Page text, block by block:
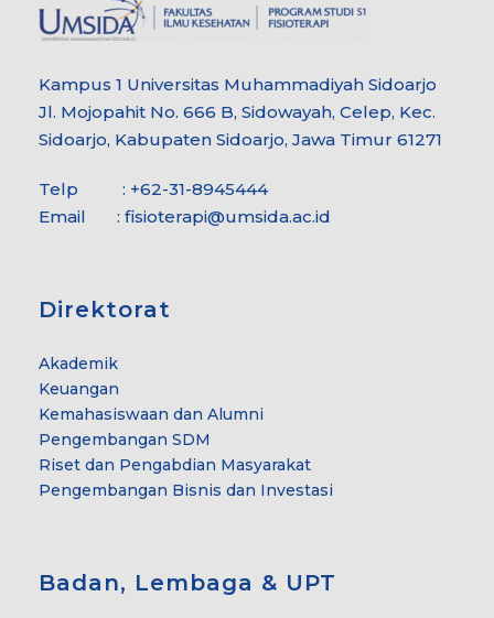
Kampus 1 Universitas Muhammadiyah Sidoarjo
Jl. Mojopahit No. 666 B, Sidowayah, Celep, Kec.
Sidoarjo, Kabupaten Sidoarjo, Jawa Timur 61271
Telp : +62-31-8945444
Email : fisioterapi@umsida.ac.id
Direktorat
Akademik
Keuangan
Kemahasiswaan dan Alumni
Pengembangan SDM
Riset dan Pengabdian Masyarakat
Pengembangan Bisnis dan Investasi
Badan, Lembaga & UPT